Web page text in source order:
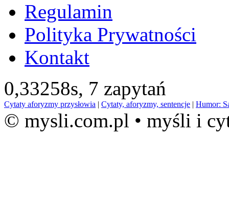
Regulamin
Polityka Prywatności
Kontakt
0,33258s, 7 zapytań
Cytaty aforyzmy przysłowia | Cytaty, aforyzmy, sentencje | Humor:
© mysli.com.pl • myśli i